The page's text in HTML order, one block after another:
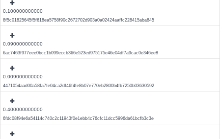
0.100000000000
8f5c01825645f5f618ea5758f90c2672702d903a0a02424aaffc228415aba845
0.090000000000
6ac7463f977eee0bcc1b099eccb366e523ed975175e46e04df7a9cac0e346ee8
0.009000000000
4471054aad00a58fa7fe04ca2df46f4fe8b07e770eb2800b4fb7250b03630592
0.400000000000
6fdc08f94e6a54114c740c2c11943f0e1ebb4c76cfc11dcc5996da61bcfb3c3e